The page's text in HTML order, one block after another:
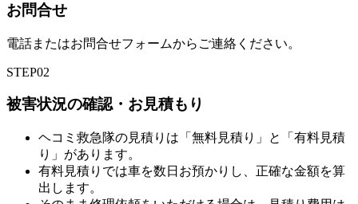
お問合せ
電話またはお問合せフォームからご連絡ください。
STEP02
被害状況の確認・お見積もり
ヘコミ救急隊の見積りは「無料見積り」と「有料見積
り」があります。
有料見積りでは車を数日お預かりし、正確な金額を算
出します。